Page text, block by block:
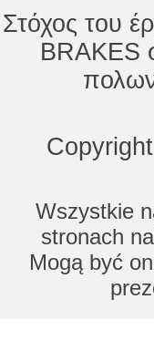
Στόχος του
BRAKES
Wszystkie
stronach
Mogą być